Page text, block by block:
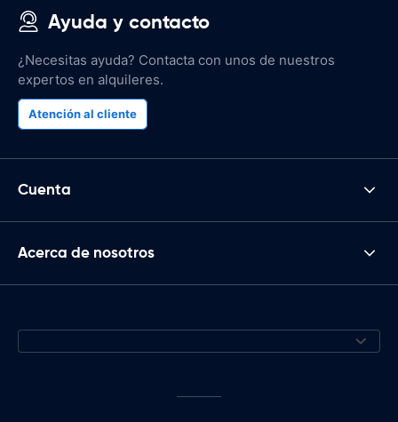
Ayuda y contacto
¿Necesitas ayuda? Contacta con unos de nuestros
expertos en alquileres.
Atención al cliente
Cuenta
Acerca de nosotros